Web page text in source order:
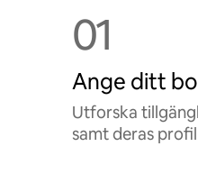
01
Ange ditt
Utforska
samt deras